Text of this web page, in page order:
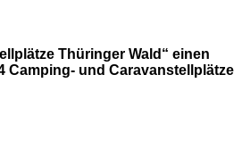
Thüringer Wald“ einen
Camping- und Caravanstellplätze